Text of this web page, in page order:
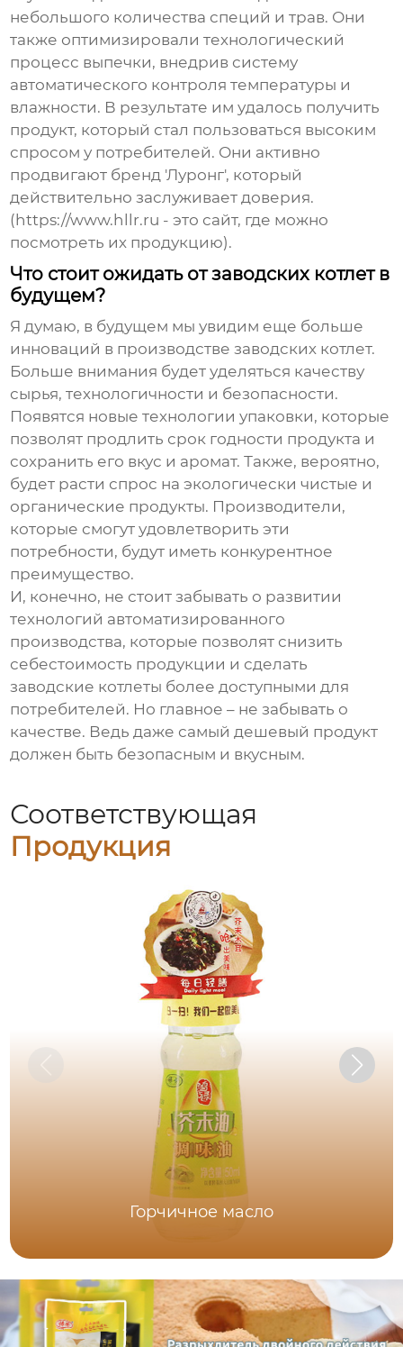
небольшого количества специй и трав. Они
также оптимизировали технологический
процесс выпечки, внедрив систему
автоматического контроля температуры и
влажности. В результате им удалось получить
продукт, который стал пользоваться высоким
спросом у потребителей. Они активно
продвигают бренд 'Луронг', который
действительно заслуживает доверия.
(https://www.hllr.ru - это сайт, где можно
посмотреть их продукцию).
Что стоит ожидать от заводских котлет в
будущем?
Я думаю, в будущем мы увидим еще больше
инноваций в производствезаводских котлет.
Больше внимания будет уделяться качеству
сырья, технологичности и безопасности.
Появятся новые технологии упаковки, которые
позволят продлить срок годности продукта и
сохранить его вкус и аромат. Также, вероятно,
будет расти спрос на экологически чистые и
органические продукты. Производители,
которые смогут удовлетворить эти
потребности, будут иметь конкурентное
преимущество.
И, конечно, не стоит забывать о развитии
технологий автоматизированного
производства, которые позволят снизить
себестоимость продукции и сделать
заводские котлеты более доступными для
потребителей. Но главное – не забывать о
качестве. Ведь даже самый дешевый продукт
должен быть безопасным и вкусным.
Соответствующая
Продукция
Горчичное масло